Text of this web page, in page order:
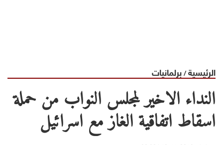
الرئيسية/برلمانيات
النداء الاخير لمجلس النواب من حملة
اسقاط اتفاقية الغاز مع اسرائيل